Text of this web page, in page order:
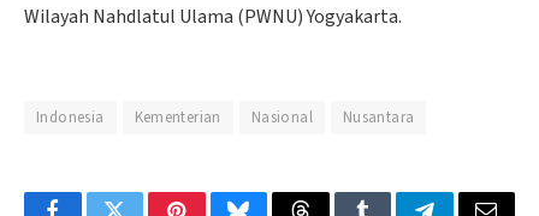
Wilayah Nahdlatul Ulama (PWNU) Yogyakarta.
Indonesia Kementerian Nasional Nusantara